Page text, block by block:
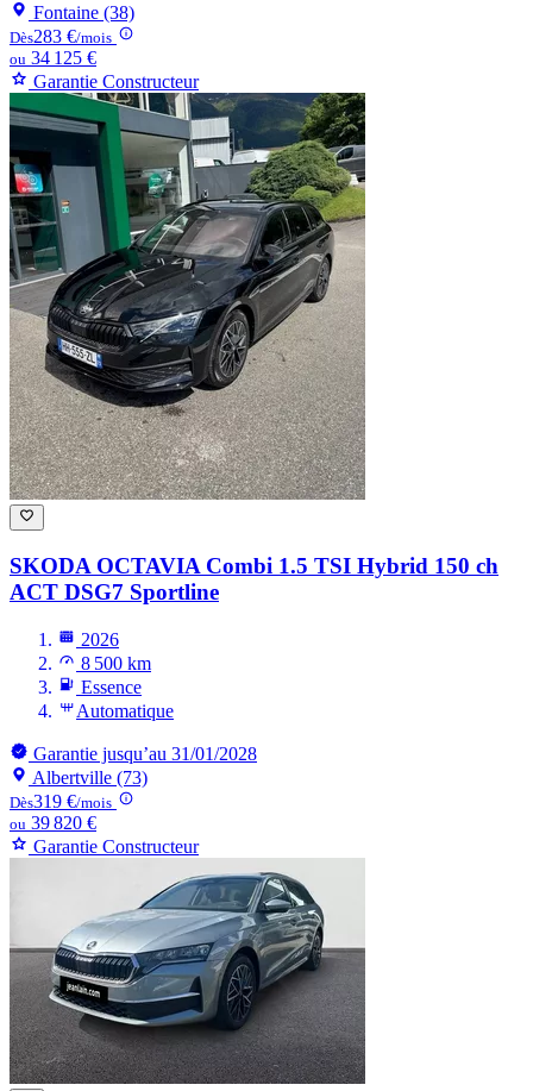
Fontaine (38)
Dès283 €/mois
ou 34 125 €
Garantie Constructeur
SKODA OCTAVIA Combi 1.5 TSI Hybrid 150 ch
ACT DSG7 Sportline
2026
8 500 km
Essence
Automatique
Garantie jusqu’au 31/01/2028
Albertville (73)
Dès319 €/mois
ou 39 820 €
Garantie Constructeur